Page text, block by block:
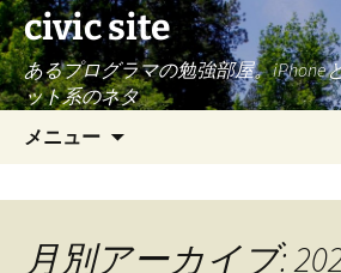
civic site
あるプログラマの勉強部屋。iPhone
ット系のネタ
メニュー
へ
月別アーカイブ: